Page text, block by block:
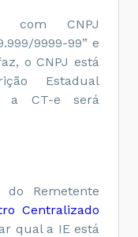
com CNPJ
9999-99” e
o CNPJ está
Estadual
a CT-e será
do Remetente
Centralizado
qual a IE está